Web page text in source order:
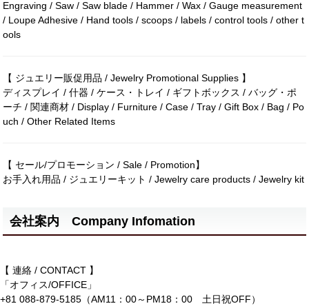
Engraving / Saw / Saw blade / Hammer / Wax / Gauge measurement
/ Loupe Adhesive / Hand tools / scoops / labels / control tools / other t
ools
【 ジュエリー販促用品 / Jewelry Promotional Supplies 】
ディスプレイ / 什器 / ケース・トレイ / ギフトボックス / バッグ・ポ
ーチ / 関連商材 / Display / Furniture / Case / Tray / Gift Box / Bag / Po
uch / Other Related Items
【 セール/プロモーション / Sale / Promotion】
お手入れ用品 / ジュエリーキット / Jewelry care products / Jewelry kit
会社案内 Company Infomation
【 連絡 / CONTACT 】
「オフィス/OFFICE」
+81 088-879-5185（AM11：00～PM18：00 土日祝OFF）